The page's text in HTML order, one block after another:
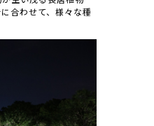
合わせて、様々な種